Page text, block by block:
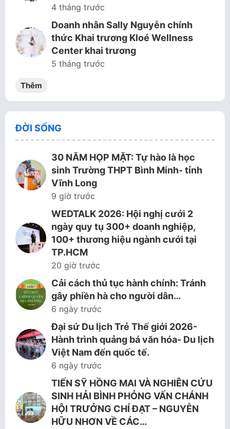
4 tháng trước
Doanh nhân Sally Nguyễn chính
thức Khai trương Kloé Wellness
Center khai trương
5 tháng trước
Thêm
ĐỜI SỐNG
30 NĂM HỌP MẶT: Tự hào là học
sinh Trường THPT Bình Minh- tỉnh
Vĩnh Long
9 giờ trước
WEDTALK 2026: Hội nghị cưới 2
ngày quy tụ 300+ doanh nghiệp,
100+ thương hiệu ngành cưới tại
TP.HCM
20 giờ trước
Cải cách thủ tục hành chính: Tránh
gây phiền hà cho người dân…
6 ngày trước
Đại sứ Du lịch Trẻ Thế giới 2026-
Hành trình quảng bá văn hóa- Du lịch
Việt Nam đến quốc tế.
6 ngày trước
TIẾN SỸ HỒNG MAI VÀ NGHIÊN CỨU
SINH HẢI BÌNH PHỎNG VẤN CHÁNH
HỘI TRƯỞNG CHÍ ĐẠT – NGUYỄN
HỮU NHƠN VỀ CÁC…